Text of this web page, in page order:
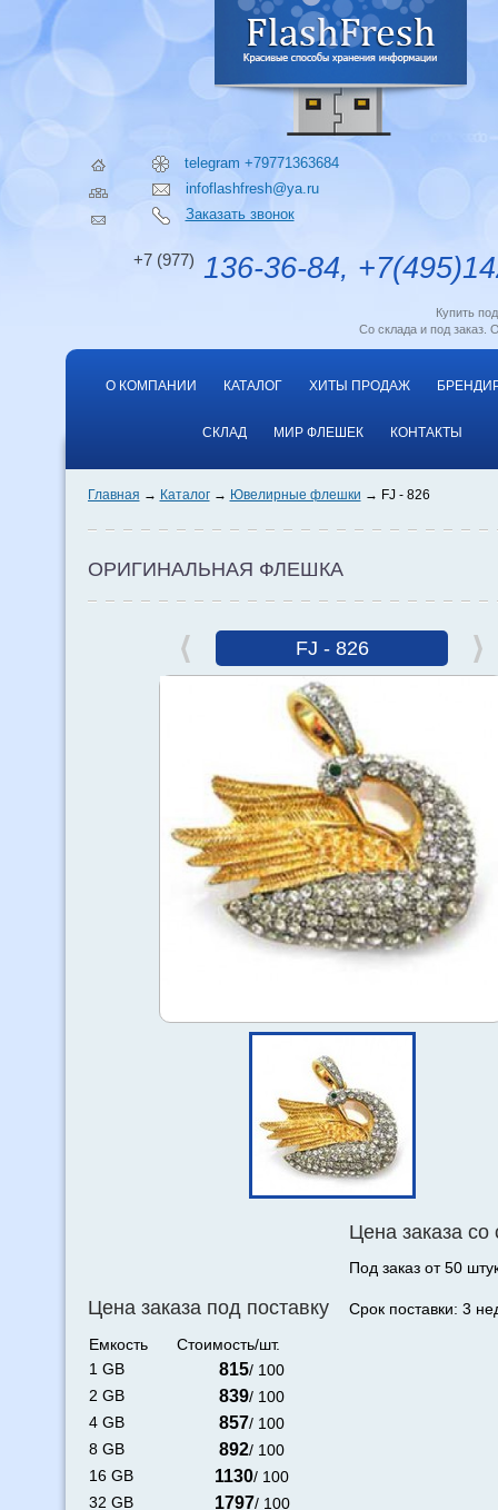
telegram +79771363684
infoflashfresh@ya.ru
Заказать звонок
+7 (977) 136-36-84,
Купить
Со склада и под заказ.
О КОМПАНИИ КАТАЛОГ ХИТЫ ПРОДАЖ
СКЛАД МИР ФЛЕШЕК КОНТАКТЫ
Главная Каталог Ювелирные флешки FJ - 826
ОРИГИНАЛЬНАЯ ФЛЕШКА
FJ - 826
Цена заказа под поставку
Емкость
Стоимость/шт.
1 GB
815/ 100
2 GB
839/ 100
4 GB
857/ 100
8 GB
892/ 100
16 GB
1130/ 100
32 GB
1797/ 100
Цена заказа со
Под заказ от 50
Срок поставки: 3